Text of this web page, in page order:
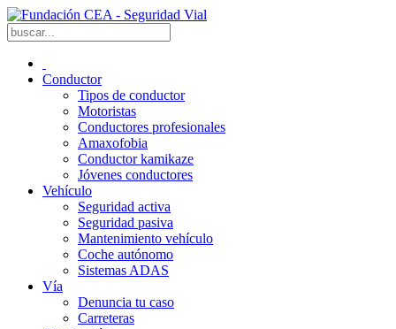
Conductor
Tipos de conductor
Motoristas
Conductores profesionales
Amaxofobia
Conductor kamikaze
Jóvenes conductores
Vehículo
Seguridad activa
Seguridad pasiva
Mantenimiento vehículo
Coche autónomo
Sistemas ADAS
Vía
Denuncia tu caso
Carreteras